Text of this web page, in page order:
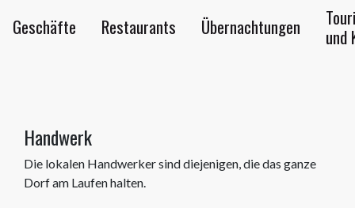
Geschäfte Restaurants Übernachtungen
und
Handwerk
Die lokalen Handwerker sind diejenigen, die das ganze
Dorf am Laufen halten.